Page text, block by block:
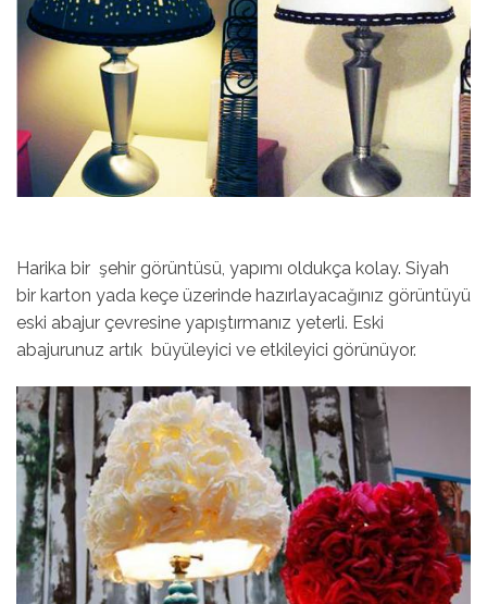
Harika bir şehir görüntüsü, yapımı oldukça kolay. Siyah
bir karton yada keçe üzerinde hazırlayacağınız görüntüyü
eski abajur çevresine yapıştırmanız yeterli. Eski
abajurunuz artık büyüleyici ve etkileyici görünüyor.